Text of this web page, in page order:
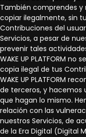
También comprendes
copiar ilegalmente, sin
Contribuciones del
Servicios, a pesar de
prevenir tales
WAKE UP PLATFORM
copia ilegal de tus
WAKE UP PLATFORM
de terceros, y hacemos
que hagan lo mismo.
relación con las
nuestros Servicios, de
de la Era Digital (Digital